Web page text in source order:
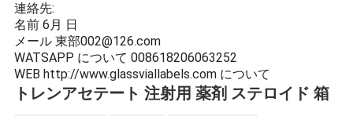
連絡先:
名前 6月 日
メール 東部002@126.com
WATSAPP について 008618206063252
WEB http://www.glassviallabels.com について
トレンアセテート 注射用 薬剤 ステロイド 箱